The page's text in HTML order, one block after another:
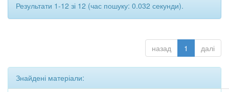
Результати 1-12 зі 12 (час пошуку: 0.032 секунди).
назад 1 далі
Знайдені матеріали: